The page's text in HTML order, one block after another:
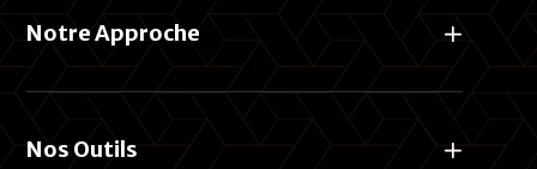
Notre Approche
Nos Outils